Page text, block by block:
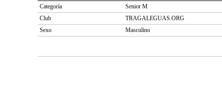
Categoría
Senior M
Club
TRAGALEGUAS.ORG
Sexo
Masculino